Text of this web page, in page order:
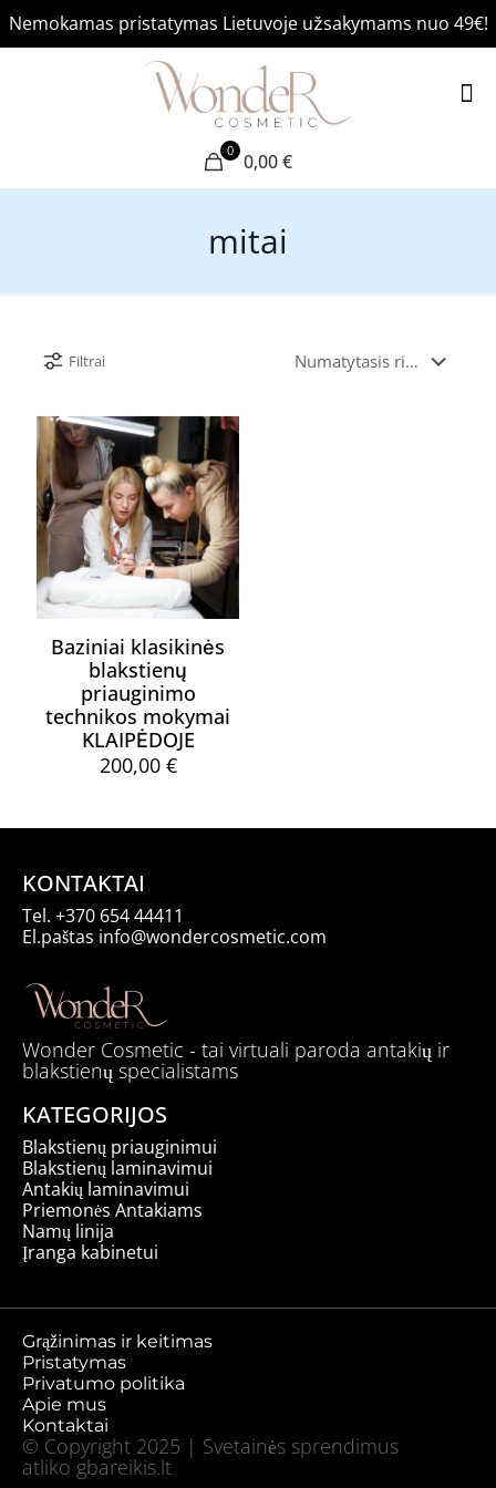
Nemokamas pristatymas Lietuvoje užsakymams nuo 49€!
0 0,00 €
mitai
Filtrai
Baziniai klasikinės
blakstienų
priauginimo
technikos mokymai
KLAIPĖDOJE
200,00 €
KONTAKTAI
Tel. +370 654 44411
El.paštas info@wondercosmetic.com
Wonder Cosmetic - tai virtuali paroda antakių ir
blakstienų specialistams
KATEGORIJOS
Blakstienų priauginimui
Blakstienų laminavimui
Antakių laminavimui
Priemonės Antakiams
Namų linija
Įranga kabinetui
Grąžinimas ir keitimas
Pristatymas
Privatumo politika
Apie mus
Kontaktai
© Copyright 2025 | Svetainės sprendimus
atliko gbareikis.lt